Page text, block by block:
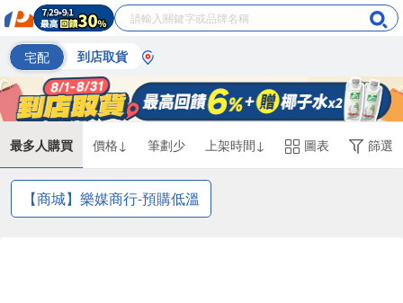
宅配 到店取貨
最多人購買 價格↓ 筆劃少 上架時間↓ 圖表 篩選
【商城】樂媒商行-預購低溫